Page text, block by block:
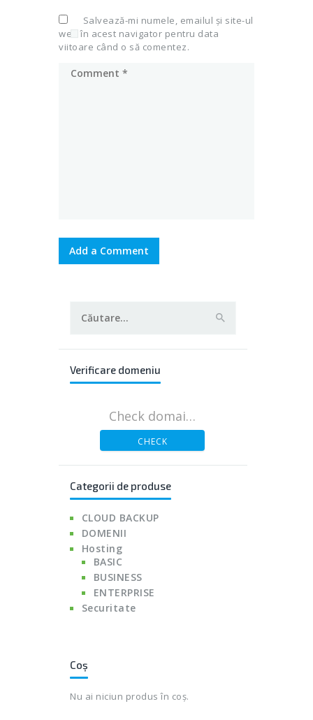
Salvează-mi numele, emailul și site-ul
web în acest navigator pentru data
viitoare când o să comentez.
după:
Verificare domeniu
CHECK
Categorii de produse
CLOUD BACKUP
DOMENII
Hosting
BASIC
BUSINESS
ENTERPRISE
Securitate
Coș
Nu ai niciun produs în coș.